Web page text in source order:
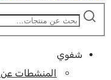
ابحث
شفوي
المنشطات